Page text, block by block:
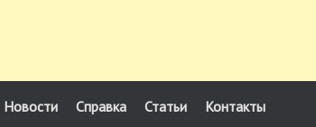
Новости Справка Статьи Контакты